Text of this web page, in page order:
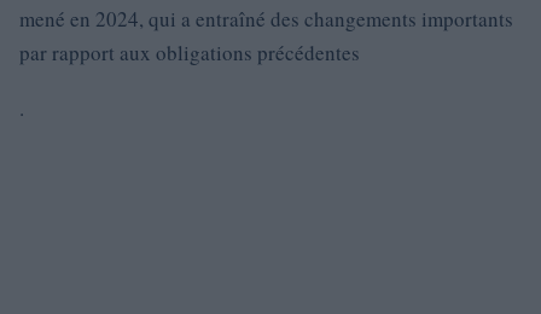
mené en 2024, qui a entraîné des changements importants
par rapport aux obligations précédentes
.